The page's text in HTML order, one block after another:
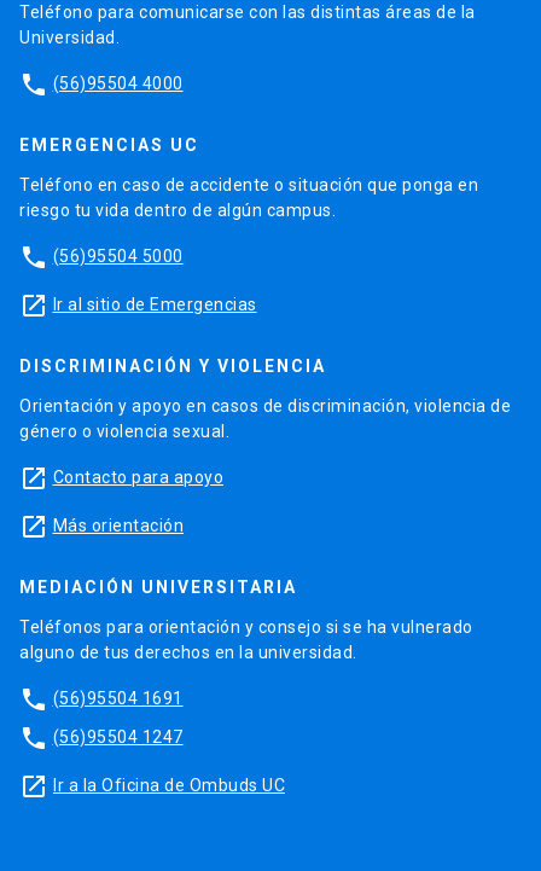
Teléfono para comunicarse con las distintas áreas de la
Universidad.
phone (56)95504 4000
EMERGENCIAS UC
Teléfono en caso de accidente o situación que ponga en
riesgo tu vida dentro de algún campus.
phone (56)95504 5000
launch Ir al sitio de Emergencias
DISCRIMINACIÓN Y VIOLENCIA
Orientación y apoyo en casos de discriminación, violencia de
género o violencia sexual.
launch Contacto para apoyo
launch Más orientación
MEDIACIÓN UNIVERSITARIA
Teléfonos para orientación y consejo si se ha vulnerado
alguno de tus derechos en la universidad.
phone (56)95504 1691
phone (56)95504 1247
launch Ir a la Oficina de Ombuds UC